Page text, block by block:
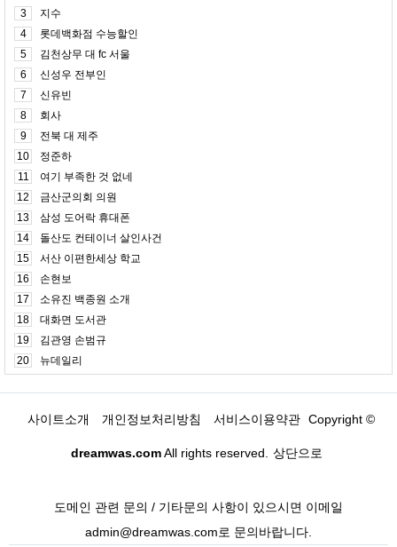
3
지수
4
롯데백화점 수능할인
5
김천상무 대 fc 서울
6
신성우 전부인
7
신유빈
8
회사
9
전북 대 제주
10
정준하
11
여기 부족한 것 없네
12
금산군의회 의원
13
삼성 도어락 휴대폰
14
돌산도 컨테이너 살인사건
15
서산 이편한세상 학교
16
손현보
17
소유진 백종원 소개
18
대화면 도서관
19
김관영 손범규
20
뉴데일리
사이트소개 개인정보처리방침 서비스이용약관 Copyright ©
dreamwas.comAll rights reserved. 상단으로
도메인 관련 문의 / 기타문의 사항이 있으시면 이메일
admin@dreamwas.com로 문의바랍니다.